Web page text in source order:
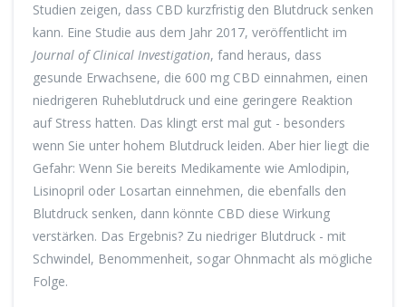
Studien zeigen, dass CBD kurzfristig den Blutdruck senken
kann. Eine Studie aus dem Jahr 2017, veröffentlicht im
Journal of Clinical Investigation, fand heraus, dass
gesunde Erwachsene, die 600 mg CBD einnahmen, einen
niedrigeren Ruheblutdruck und eine geringere Reaktion
auf Stress hatten. Das klingt erst mal gut - besonders
wenn Sie unter hohem Blutdruck leiden. Aber hier liegt die
Gefahr: Wenn Sie bereits Medikamente wie Amlodipin,
Lisinopril oder Losartan einnehmen, die ebenfalls den
Blutdruck senken, dann könnte CBD diese Wirkung
verstärken. Das Ergebnis? Zu niedriger Blutdruck - mit
Schwindel, Benommenheit, sogar Ohnmacht als mögliche
Folge.